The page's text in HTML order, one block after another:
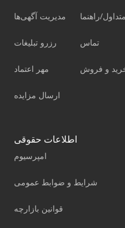
مدیریت آگهی‌ها
رزرو تبلیغات
مهر اعتماد
ارسال مزایده
راهنما
تماس
خرید و فروش
اطلاعات حقوقی
امپرسیوم
شرایط و ضوابط عمومی
قوانین بازارچه